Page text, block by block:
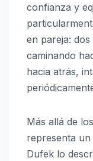
confianza y
en pareja:
caminando
hacia atrás,
Más allá de
representa un
Dufek lo